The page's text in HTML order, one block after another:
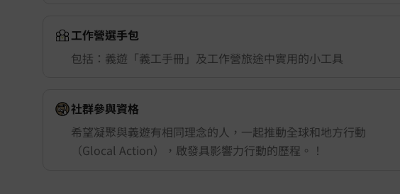
工作營選手包
包括：義遊「義工手冊」及工作營旅途中實用的小工具
社群參與資格
希望凝聚與義遊有相同理念的人，一起推動全球和地方行動
（Glocal Action），啟發具影響力行動的歷程。！